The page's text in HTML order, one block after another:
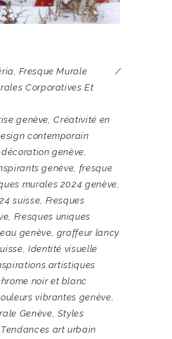
,Fresque Murale
Corporatives Et
genève ,Créativité en
contemporain
genève
genève fresque
murales 2024 genève
suisse Fresques
Fresques uniques
genève graffeur lancy
Identité visuelle
artistiques
noir et blanc
vibrantes genève
Genève Styles
Tendances art urbain